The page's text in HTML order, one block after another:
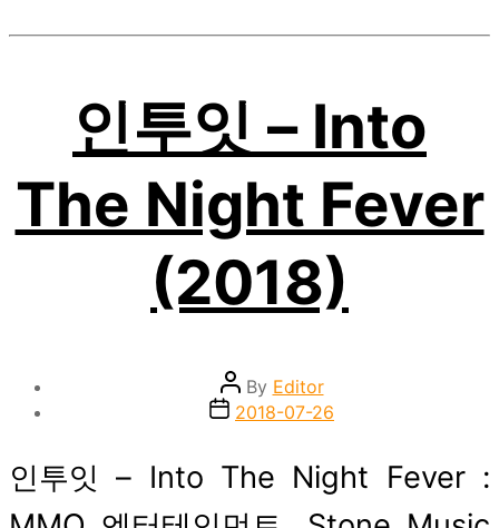
인투잇 – Into
The Night Fever
(2018)
Post
author
By Editor
Post2018-07-26
인투잇 – Into The Night Fever :